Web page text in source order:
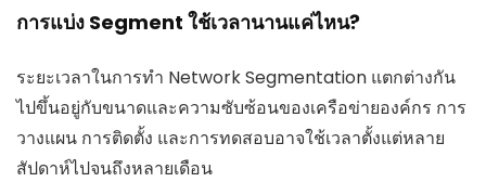
การแบ่ง Segment ใช้เวลานานแค่ไหน?
ระยะเวลาในการทำ Network Segmentation แตกต่างกัน
ไปขึ้นอยู่กับขนาดและความซับซ้อนของเครือข่ายองค์กร การ
วางแผน การติดตั้ง และการทดสอบอาจใช้เวลาตั้งแต่หลาย
สัปดาห์ไปจนถึงหลายเดือน